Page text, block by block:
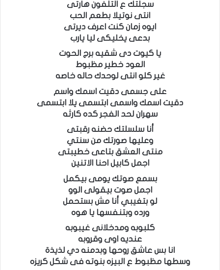
سجلتك ع التلفون هارتى
انتى نوتيلا بطعم الحب
ايوه زمان كنت اعرف ديرتى
بدعى يخليكى ليا يارب
يا كيوت دى شقيه برج الحوت
العود خطير مظبوط
غير كلو انتى لوحدك حاله خاصه
على جسمى دقيت اسمك واسم
دقيت اسمك واسمى ابتسمى يلا ابتسمى
سهران لحد الفجر كده كارثه
أنا سلسلتك حضنه رقبتى
وعليها صورتك من سنتي
منتى العشق بتاعى خطيبتى
اجمل كابيل احنا الاتنين
بسمع صوتك يومى بيكمل
اجمل صوت بيقولى الوو
لو بتغيبي أنا مش بستحمل
ورده وبتنفسها يا هوه
كلبوبه ومدخلانى غيبوبه
عنديه اوى وقروبه
انا بس عاشق روحها وبدمنه دي لذيذة
وسطها مظبوط ع البيزه بنوته فى شكل كريزه